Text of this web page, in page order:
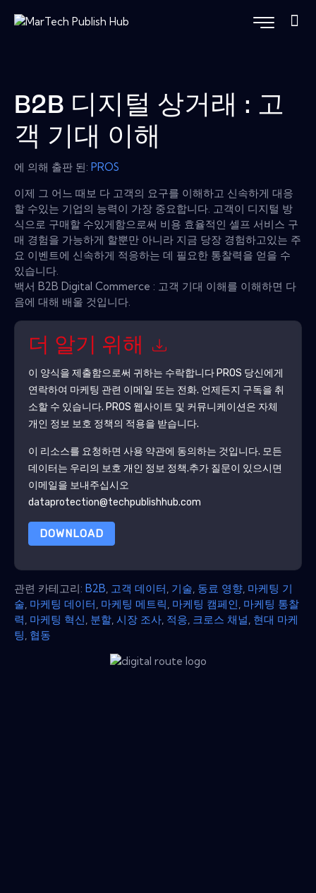
B2B 디지털 상거래 : 고
객 기대 이해
에 의해 출판 된: PROS
이제 그 어느 때보 다 고객의 요구를 이해하고 신속하게 대응
할 수있는 기업의 능력이 가장 중요합니다. 고객이 디지털 방
식으로 구매할 수있게함으로써 비용 효율적인 셀프 서비스 구
매 경험을 가능하게 할뿐만 아니라 지금 당장 경험하고있는 주
요 이벤트에 신속하게 적응하는 데 필요한 통찰력을 얻을 수
있습니다.
백서 B2B Digital Commerce : 고객 기대 이해를 이해하면 다
음에 대해 배울 것입니다.
더 알기 위해
이 양식을 제출함으로써 귀하는 수락합니다 PROS 당신에게
연락하여 마케팅 관련 이메일 또는 전화. 언제든지 구독을 취
소할 수 있습니다. PROS 웹사이트 및 커뮤니케이션은 자체
개인 정보 보호 정책의 적용을 받습니다.
이 리소스를 요청하면 사용 약관에 동의하는 것입니다. 모든
데이터는 우리의 보호 개인 정보 정책.추가 질문이 있으시면
이메일을 보내주십시오
dataprotection@techpublishhub.com
DOWNLOAD
관련 카테고리: B2B 고객 데이터 기술 동료 영향 마케팅 기
술 마케팅 데이터 마케팅 메트릭 마케팅 캠페인 마케팅 통찰
력 마케팅 혁신 분할 시장 조사 적응 크로스 채널 현대 마케
팅 협동